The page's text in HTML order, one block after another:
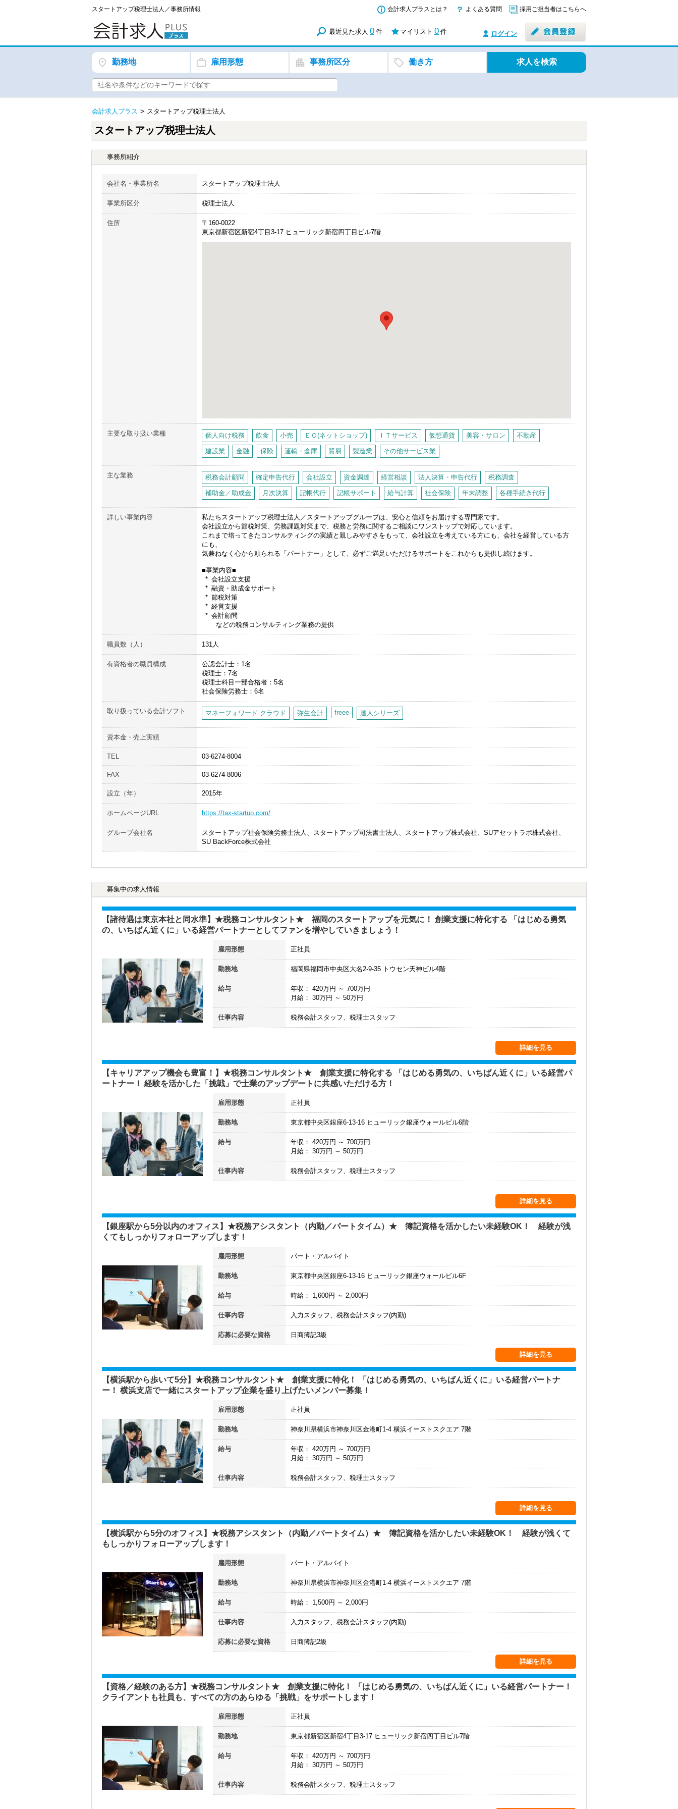
スタートアップ税理士法人／事務所情報 会計求人プラスとは？ よくある質問 採用ご担当者はこちらへ
最近見た求人 0 件 マイリスト 0 件 ログイン
勤務地 雇用形態 事務所区分 働き方 求人を検索
会計求人プラス スタートアップ税理士法人
スタートアップ税理士法人
事務所紹介
会社名・事業所名 スタートアップ税理士法人
事業所区分 税理士法人
住所
〒160-0022
東京都新宿区新宿4丁目3-17 ヒューリック新宿四丁目ビル7階
主要な取り扱い業種 個人向け税務 飲食 小売 ＥＣ(ネットショップ) ＩＴサービス 仮想通貨 美容・サロン 不動産
建設業 金融 保険 運輸・倉庫 貿易 製造業 その他サービス業
主な業務 税務会計顧問 確定申告代行 会社設立 資金調達 経営相談 法人決算・申告代行 税務調査
補助金／助成金 月次決算 記帳代行 記帳サポート 給与計算 社会保険 年末調整 各種手続き代行
詳しい事業内容
私たちスタートアップ税理士法人／スタートアップグループは、安心と信頼をお届けする専門家です。
会社設立から節税対策、労務課題対策まで、税務と労務に関するご相談にワンストップで対応しています。
これまで培ってきたコンサルティングの実績と親しみやすさをもって、会社設立を考えている方にも、会社を経営している方
にも、
気兼ねなく心から頼られる「パートナー」として、必ずご満足いただけるサポートをこれからも提供し続けます。
■事業内容■
* 会社設立支援
* 融資・助成金サポート
* 節税対策
* 経営支援
* 会計顧問
などの税務コンサルティング業務の提供
職員数（人） 131人
有資格者の職員構成 公認会計士
1名
税理士
7名
税理士科目一部合格者
5名
社会保険労務士
6名
取り扱っている会計ソフト マネーフォワード クラウド 弥生会計 freee 達人シリーズ
資本金・売上実績
TEL 03-6274-8004
FAX 03-6274-8006
設立（年） 2015年
ホームページURL https://tax-startup.com/
グループ会社名
スタートアップ社会保険労務士法人、スタートアップ司法書士法人、スタートアップ株式会社、SUアセットラボ株式会社、
SU BackForce株式会社
募集中の求人情報
【諸待遇は東京本社と同水準】★税務コンサルタント★ 福岡のスタートアップを元気に！ 創業支援に特化する 「はじめる勇気
の、いちばん近くに」いる経営パートナーとしてファンを増やしていきましょう！
雇用形態 正社員
勤務地 福岡県福岡市中央区大名2-9-35 トウセン天神ビル4階
給与 年収： 420万円 ～ 700万円
月給： 30万円 ～ 50万円
仕事内容 税務会計スタッフ、税理士スタッフ
詳細を見る
【キャリアアップ機会も豊富！】★税務コンサルタント★ 創業支援に特化する 「はじめる勇気の、いちばん近くに」いる経営パ
ートナー！ 経験を活かした「挑戦」で士業のアップデートに共感いただける方！
雇用形態 正社員
勤務地 東京都中央区銀座6-13-16 ヒューリック銀座ウォールビル6階
給与 年収： 420万円 ～ 700万円
月給： 30万円 ～ 50万円
仕事内容 税務会計スタッフ、税理士スタッフ
詳細を見る
【銀座駅から5分以内のオフィス】★税務アシスタント（内勤／パートタイム）★ 簿記資格を活かしたい未経験OK！ 経験が浅
くてもしっかりフォローアップします！
雇用形態 パート・アルバイト
勤務地 東京都中央区銀座6-13-16 ヒューリック銀座ウォールビル6F
給与 時給： 1,600円 ～ 2,000円
仕事内容 入力スタッフ、税務会計スタッフ(内勤)
応募に必要な資格 日商簿記3級
詳細を見る
【横浜駅から歩いて5分】★税務コンサルタント★ 創業支援に特化！ 「はじめる勇気の、いちばん近くに」いる経営パートナ
ー！ 横浜支店で一緒にスタートアップ企業を盛り上げたいメンバー募集！
雇用形態 正社員
勤務地 神奈川県横浜市神奈川区金港町1-4 横浜イーストスクエア 7階
給与 年収： 420万円 ～ 700万円
月給： 30万円 ～ 50万円
仕事内容 税務会計スタッフ、税理士スタッフ
詳細を見る
【横浜駅から5分のオフィス】★税務アシスタント（内勤／パートタイム）★ 簿記資格を活かしたい未経験OK！ 経験が浅くて
もしっかりフォローアップします！
雇用形態 パート・アルバイト
勤務地 神奈川県横浜市神奈川区金港町1-4 横浜イーストスクエア 7階
給与 時給： 1,500円 ～ 2,000円
仕事内容 入力スタッフ、税務会計スタッフ(内勤)
応募に必要な資格 日商簿記2級
詳細を見る
【資格／経験のある方】★税務コンサルタント★ 創業支援に特化！ 「はじめる勇気の、いちばん近くに」いる経営パートナー！
クライアントも社員も、すべての方のあらゆる「挑戦」をサポートします！
雇用形態 正社員
勤務地 東京都新宿区新宿4丁目3-17 ヒューリック新宿四丁目ビル7階
給与 年収： 420万円 ～ 700万円
月給： 30万円 ～ 50万円
仕事内容 税務会計スタッフ、税理士スタッフ